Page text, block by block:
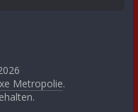
Metropolie.